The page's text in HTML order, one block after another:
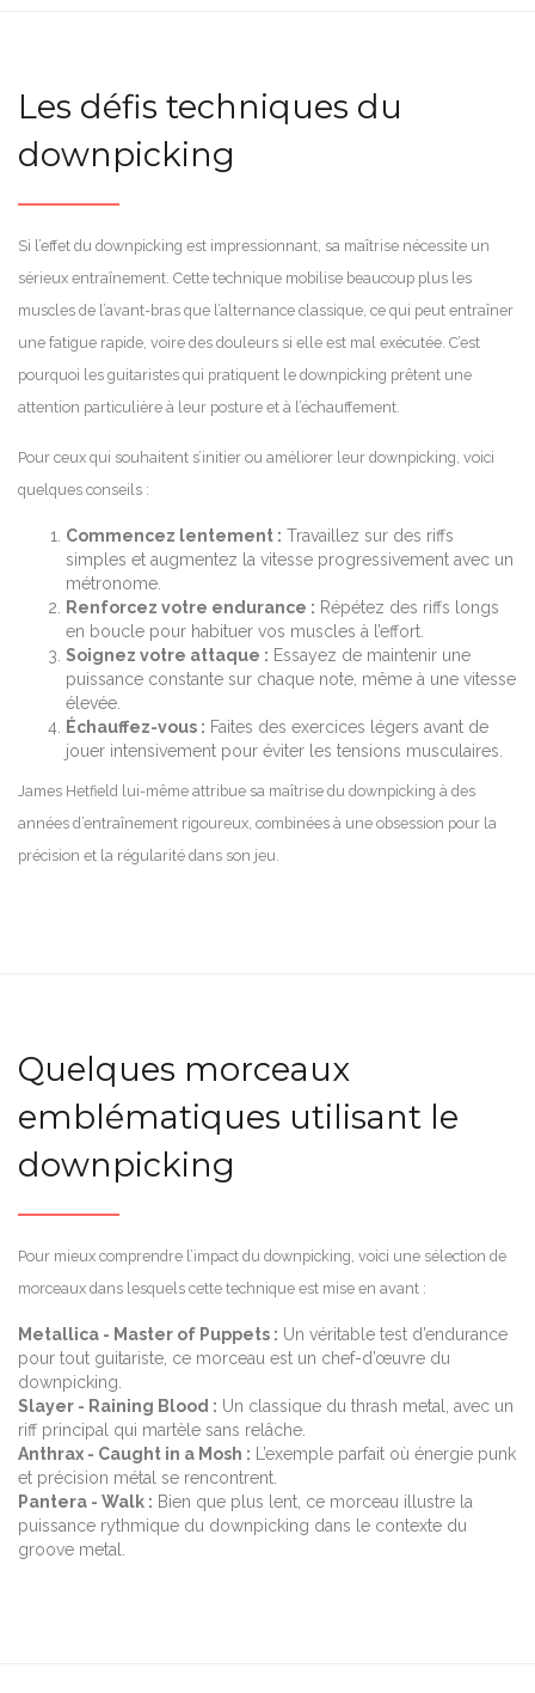
Les défis techniques du
downpicking
Si l’effet du downpicking est impressionnant, sa maîtrise nécessite un
sérieux entraînement. Cette technique mobilise beaucoup plus les
muscles de l’avant-bras que l’alternance classique, ce qui peut entraîner
une fatigue rapide, voire des douleurs si elle est mal exécutée. C’est
pourquoi les guitaristes qui pratiquent le downpicking prêtent une
attention particulière à leur posture et à l’échauffement.
Pour ceux qui souhaitent s’initier ou améliorer leur downpicking, voici
quelques conseils :
Commencez lentement : Travaillez sur des riffs
simples et augmentez la vitesse progressivement avec un
métronome.
Renforcez votre endurance : Répétez des riffs longs
en boucle pour habituer vos muscles à l’effort.
Soignez votre attaque : Essayez de maintenir une
puissance constante sur chaque note, même à une vitesse
élevée.
Échauffez-vous : Faites des exercices légers avant de
jouer intensivement pour éviter les tensions musculaires.
James Hetfield lui-même attribue sa maîtrise du downpicking à des
années d’entraînement rigoureux, combinées à une obsession pour la
précision et la régularité dans son jeu.
Quelques morceaux
emblématiques utilisant le
downpicking
Pour mieux comprendre l’impact du downpicking, voici une sélection de
morceaux dans lesquels cette technique est mise en avant :
Metallica - Master of Puppets : Un véritable test d’endurance
pour tout guitariste, ce morceau est un chef-d’œuvre du
downpicking.
Slayer - Raining Blood : Un classique du thrash metal, avec un
riff principal qui martèle sans relâche.
Anthrax - Caught in a Mosh : L’exemple parfait où énergie punk
et précision métal se rencontrent.
Pantera - Walk : Bien que plus lent, ce morceau illustre la
puissance rythmique du downpicking dans le contexte du
groove metal.